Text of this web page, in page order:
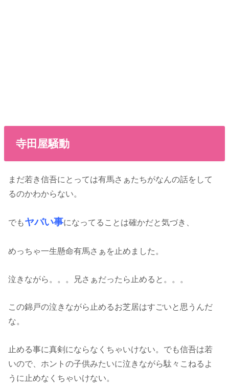
寺田屋騒動
まだ若き信吾にとっては有馬さぁたちがなんの話をして
るのかわからない。
でもヤバい事になってることは確かだと気づき、
めっちゃ一生懸命有馬さぁを止めました。
泣きながら。。。兄さぁだったら止めると。。。
この錦戸の泣きながら止めるお芝居はすごいと思うんだ
な。
止める事に真剣にならなくちゃいけない。でも信吾は若
いので、ホントの子供みたいに泣きながら駄々こねるよ
うに止めなくちゃいけない。